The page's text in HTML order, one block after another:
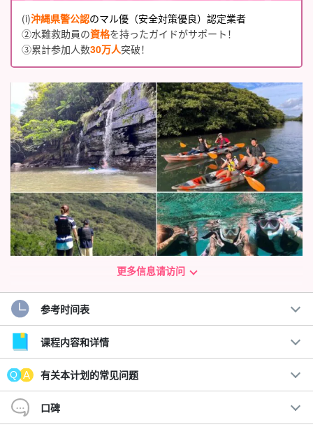
(i)沖縄県警公認のマル優（安全対策優良）認定業者
②水難救助員の資格を持ったガイドがサポート！
③累計参加人数30万人突破！
划独木舟/皮划艇和浮潜之旅，欣赏壮观美景！
此行程可让您在一天内同时欣赏世界自然遗产 "西表岛 "的大海和河
流。
西表岛被超过 90% 的亚热带植被环绕，与岛上独特的生物邂逅本身
更多信息请访问
参考时间表
课程内容和详情
有关本计划的常见问题
口碑